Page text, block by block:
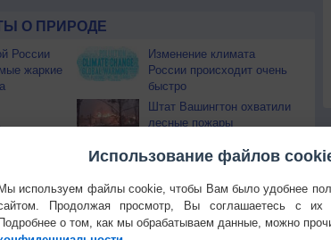
О ПРИРОДЕ
России
жаркие
Изменение климата
России происходит очень
быстро
приведёт
Штат Вашингтон охватили
лесные пожары
Температура Облачность
Использование файлов
используем файлы cookie, чтобы Вам было удобнее
Продолжая просмотр, Вы соглашаетесь с их
о том, как мы обрабатываем данные, можно